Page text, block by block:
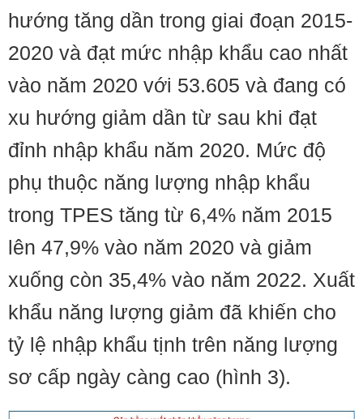
hướng tăng dần trong giai đoạn 2015-
2020 và đạt mức nhập khẩu cao nhất
vào năm 2020 với 53.605 và đang có
xu hướng giảm dần từ sau khi đạt
đỉnh nhập khẩu năm 2020. Mức độ
phụ thuộc năng lượng nhập khẩu
trong TPES tăng từ 6,4% năm 2015
lên 47,9% vào năm 2020 và giảm
xuống còn 35,4% vào năm 2022. Xuất
khẩu năng lượng giảm đã khiến cho
tỷ lệ nhập khẩu tịnh trên năng lượng
sơ cấp ngày càng cao (hình 3).